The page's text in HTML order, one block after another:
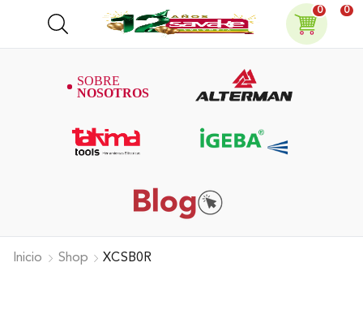
0 0
Inicio Shop XCSB0R